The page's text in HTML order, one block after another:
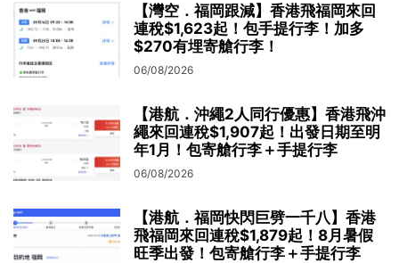
【灣空．福岡跟減】香港飛福岡來回
連稅$1,623起！包手提行李！加多
$270有埋寄艙行李！
06/08/2026
【港航．沖繩2人同行優惠】香港飛沖
繩來回連稅$1,907起！出發日期至明
年1月！包寄艙行李＋手提行李
06/08/2026
【港航．福岡快閃巨劈一千八】香港
飛福岡來回連稅$1,879起！8月暑假
旺季出發！包寄艙行李＋手提行李